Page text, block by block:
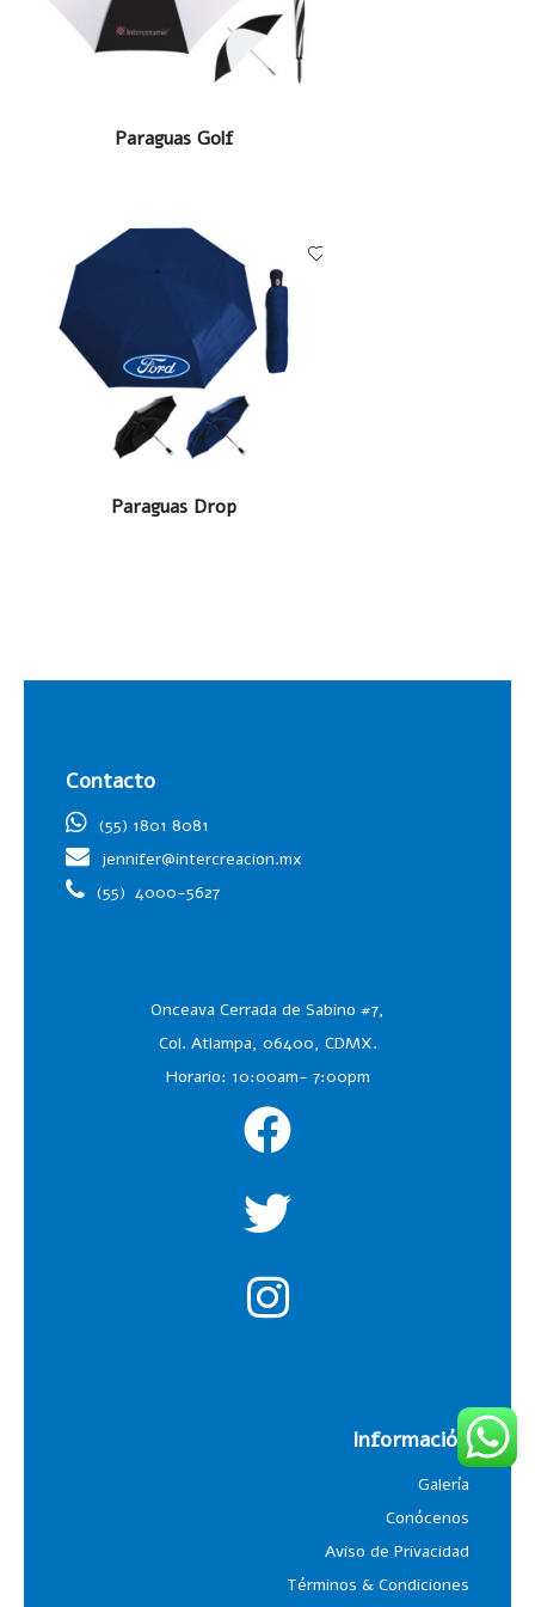
LEER MÁS
Paraguas Golf
LEER MÁS
Paraguas Drop
Contacto
(55) 1801 8081
jennifer@intercreacion.mx
(55) 4000-5627
Onceava Cerrada de Sabino #7,
Col. Atlampa, 06400, CDMX.
Horario: 10:00am- 7:00pm
Información
Galería
Conócenos
Aviso de Privacidad
Términos & Condiciones